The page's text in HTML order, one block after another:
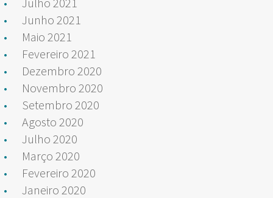
Junho 2021
Maio 2021
Fevereiro 2021
Dezembro 2020
Novembro 2020
Setembro 2020
Agosto 2020
Julho 2020
Março 2020
Fevereiro 2020
Janeiro 2020